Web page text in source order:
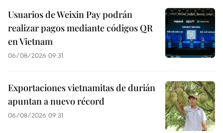
Usuarios de Weixin Pay podrán
realizar pagos mediante códigos QR
en Vietnam
06/08/2026 09:31
Exportaciones vietnamitas de durián
apuntan a nuevo récord
06/08/2026 09:31